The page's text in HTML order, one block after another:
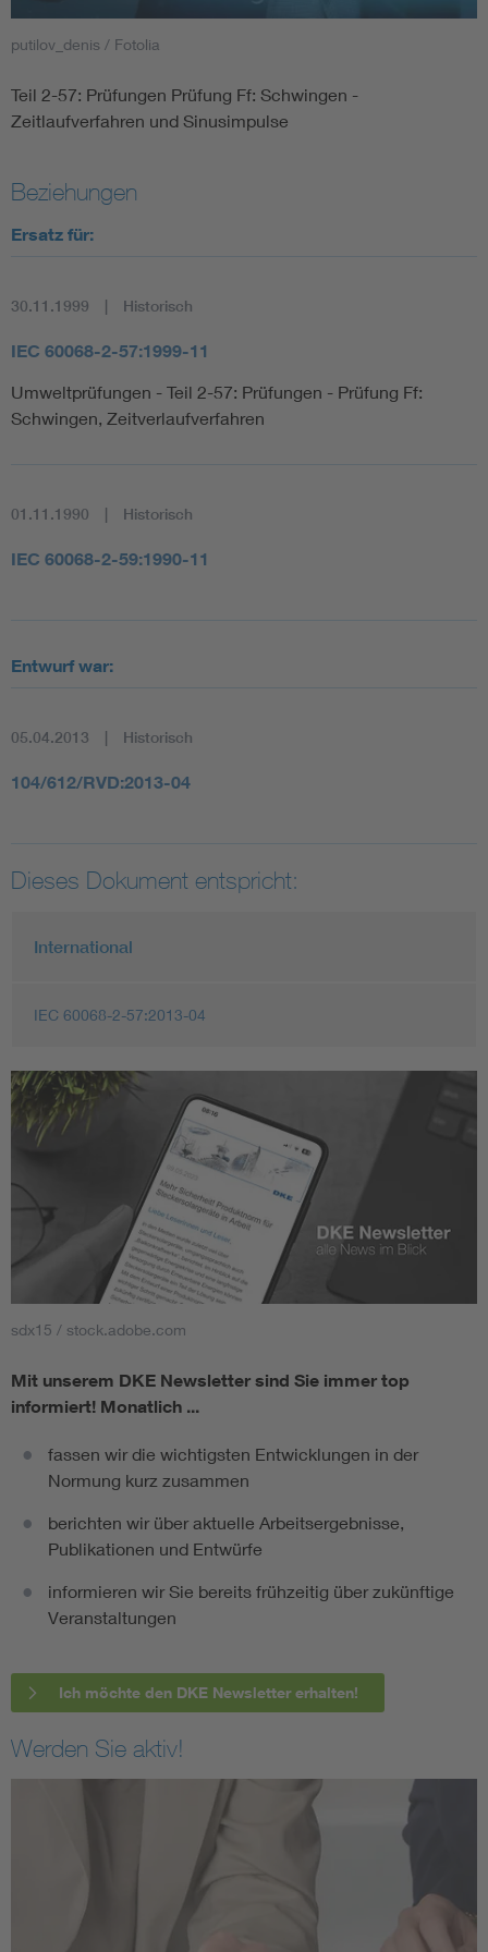
Smart Cities
DKE Fachinformationen im Kontext der Normung
DIN VDE 0100 für sichere Elektroinstallationen
Elektrofachkraft (EFK)
putilov_denis / Fotolia
Teil 2-57: Prüfungen Prüfung Ff: Schwingen -
Zeitlaufverfahren und Sinusimpulse
Beziehungen
Ersatz für:
30.11.1999 Historisch
IEC 60068-2-57:1999-11
Umweltprüfungen - Teil 2-57: Prüfungen - Prüfung Ff:
Schwingen, Zeitverlaufverfahren
01.11.1990 Historisch
IEC 60068-2-59:1990-11
Entwurf war:
05.04.2013 Historisch
104/612/RVD:2013-04
Dieses Dokument entspricht:
International
IEC 60068-2-57:2013-04
sdx15 / stock.adobe.com
Mit unserem DKE Newsletter sind Sie immer top
informiert! Monatlich ...
fassen wir die wichtigsten Entwicklungen in der
Normung kurz zusammen
berichten wir über aktuelle Arbeitsergebnisse,
Publikationen und Entwürfe
informieren wir Sie bereits frühzeitig über zukünftige
Veranstaltungen
Ich möchte den DKE Newsletter erhalten!
Werden Sie aktiv!